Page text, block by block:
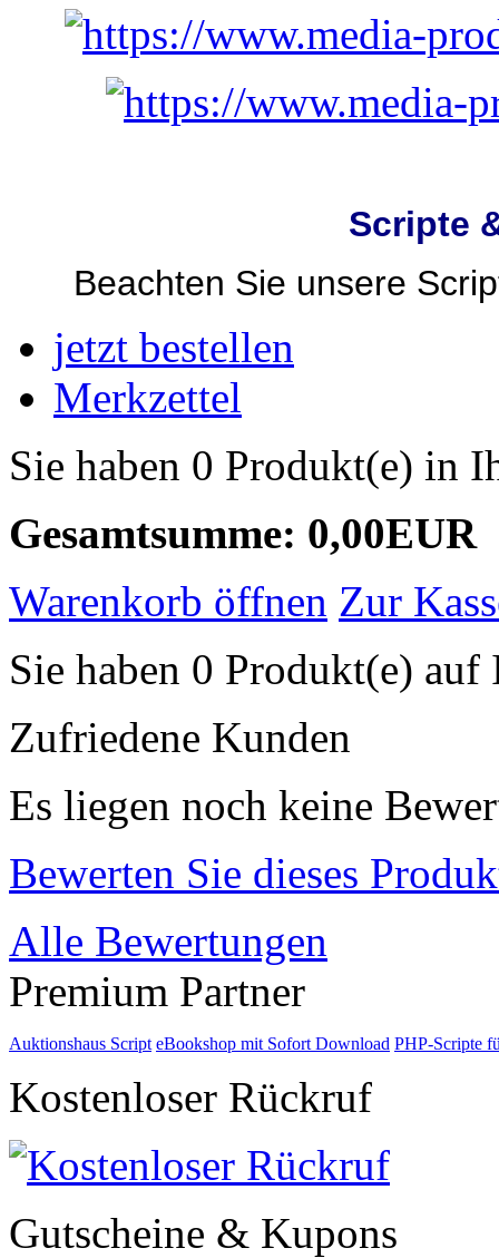
Scripte
Beachten Sie unsere
jetzt bestellen
Merkzettel
Sie haben 0 Produkt(e) in
Gesamtsumme: 0,00EUR
Warenkorb öffnen Zur
Sie haben 0 Produkt(e)
Zufriedene Kunden
Es liegen noch keine
Bewerten Sie dieses
Alle Bewertungen
Premium Partner
Auktionshaus Script eBookshop mit Sofort Download PHP-Scripte
Kostenloser Rückruf
Gutscheine & Kupons